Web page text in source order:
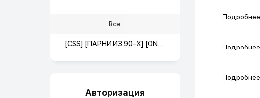
Подробнее
Подробнее
Подробнее
Все
[CSS] [ПАРНИ ИЗ 90-X] [ONLY DE_DUST2] [18+]
Авторизация